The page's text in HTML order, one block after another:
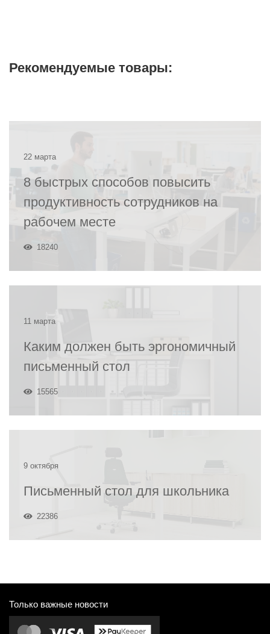
Рекомендуемые товары:
22 марта
8 быстрых способов повысить
продуктивность сотрудников на
рабочем месте
18240
11 марта
Каким должен быть эргономичный
письменный стол
15565
9 октября
Письменный стол для школьника
22386
Только важные новости